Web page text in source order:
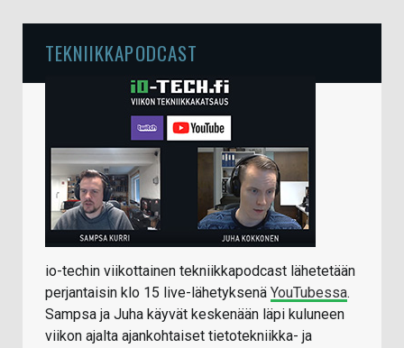
TEKNIIKKAPODCAST
io-techin viikottainen tekniikkapodcast lähetetään
perjantaisin klo 15 live-lähetyksenä YouTubessa.
Sampsa ja Juha käyvät keskenään läpi kuluneen
viikon ajalta ajankohtaiset tietotekniikka- ja